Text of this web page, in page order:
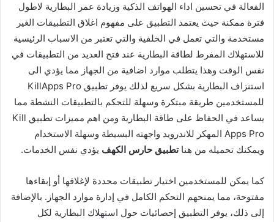
الفعالة في تحسين اداء الهواتف الذكية وزيادة عمر البطارية لاطول
فترة ممكنة حيث يعتمد التطبيق على مفهوم اغلاق التطبيقات الغير
مستخدمة والتي تعمل في الخلفية والتي تعتبر من الاسباب الرئيسية
للاستهلاك المفرط لطاقة البطارية عند فتح العديد من التطبيقات في
نفس الوقت وهذا يتطلب موارد اضافية من الجهاز مما يؤدي الى
استنزاف البطارية بشكل سريع لذلك يوفر تطبيق KillApps Pro
للمستخدمين طريقة مبتكرة وسهلة للتحكم بالتطبيقات النشطة مما
يساعد في الحفاظ على طاقة البطارية ومن اهم مميزات تطبيق Kill
Apps Pro المهكر للاندرويد واجهته البسيطة وسهلة الاستخدام
ويمكنك تحميله من هناتطبيق حارس الكهف يؤدي نفس الخدمات.
كما يمكن للمستخدمين اختيار تطبيقات محددة لإغلاقها أو إبقاءها
مفتوحة، مما يمنحهم التحكم الكامل في إدارة موارد الجهاز. بالإضافة
إلى ذلك، يوفر التطبيق إحصائيات حول استهلاك البطارية لكل